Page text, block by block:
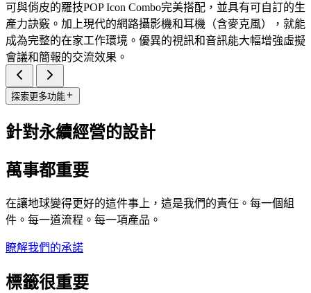
可與俏皮的羅技POP Icon Combo完美搭配，並具有可自訂的生
產力訣竅。加上現代的網路攝影機和耳機（含麥克風），就能
成為完整的在家工作環境。優異的視訊和音訊能大幅增強虛擬
會議和簡報的交流效果。
探索更多功能
針對永續經營的設計
萬事都重要
在讓地球變得更好的這件事上，這是我們的責任。每一個組
件。每一道流程。每一項產品。
瞭解我們的承諾
標籤很重要